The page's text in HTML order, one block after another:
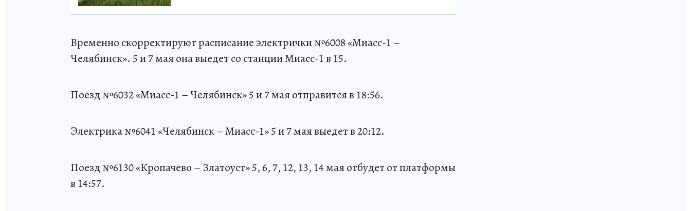
Временно скорректируют расписание электрички №6008 «Миасс-1 –
Челябинск». 5 и 7 мая она выедет со станции Миасс-1 в 15.
Поезд №6032 «Миасс-1 – Челябинск» 5 и 7 мая отправится в 18:56.
Электрика №6041 «Челябинск – Миасс-1» 5 и 7 мая выедет в 20:12.
Поезд №6130 «Кропачево – Златоуст» 5, 6, 7, 12, 13, 14 мая отбудет от платформы
в 14:57.